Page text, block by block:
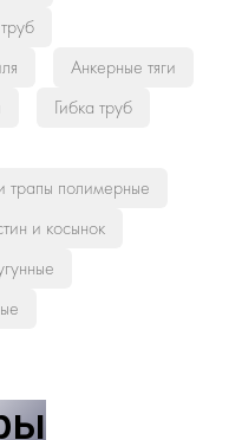
Анкерные тяги
Гибка труб
трапы полимерные
и косынок